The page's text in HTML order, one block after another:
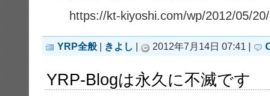
https://kt-kiyoshi.com/wp/2012/05/
YRP全般 | きよし | 2012年7月14日 07:41 |
YRP-Blogは永久に不滅です